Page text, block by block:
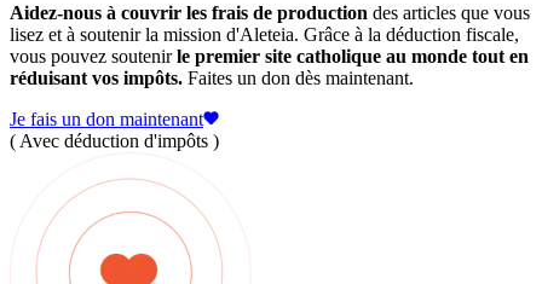
Aidez-nous à couvrir les frais de production des articles que vous
lisez et à soutenir la mission d'Aleteia. Grâce à la déduction fiscale,
vous pouvez soutenirle premier site catholique au monde tout en
réduisant vos impôts. Faites un don dès maintenant.
Je fais un don maintenant
( Avec déduction d'impôts )